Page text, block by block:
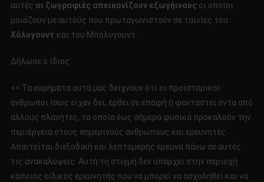
αυτές οι ζωγραφιές απεικονίζουν εξωγήινους οι οποίοι
μοιάζουν με αυτούς που πρωταγωνιστούν σε ταινίες του
Χόλυγουντ και του Μπόλυγουντ.
Δήλωσε ο ίδιος:
<< Τα ευρήματα αυτά μας δείχνουν ότι οι προϊστορικοί
άνθρωποι ίσως είχαν δει, έρθει σε επαφή ή φανταστεί όντα από
άλλους πλανήτες, τα οποία έως σήμερα φυσικά προκαλούν την
περιέργεια στους σημερινούς ανθρώπους και ερευνητές.
Απαιτείται διεξοδική και λεπτομερής έρευνα πάνω σε αυτές
τις ανακαλύψεις. Αυτή τη στιγμή δεν υπάρχει στην περιοχή
κάποιος ειδικός ερευνητής που να μπορεί να ασχοληθεί και να